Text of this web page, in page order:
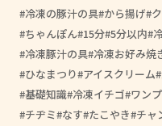
冷凍の豚汁の具 から揚げ
ちゃんぽん 15分 5分以内
冷凍豚汁の具 冷凍お好み焼
ひなまつり アイスクリーム
基礎知識 冷凍イチゴ ワン
チヂミ なす たこやき チャ